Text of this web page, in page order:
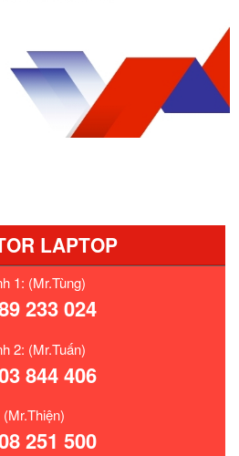
LAPTOP
1: (Mr.Tùng)
233 024
2: (Mr.Tuấn)
844 406
251 500